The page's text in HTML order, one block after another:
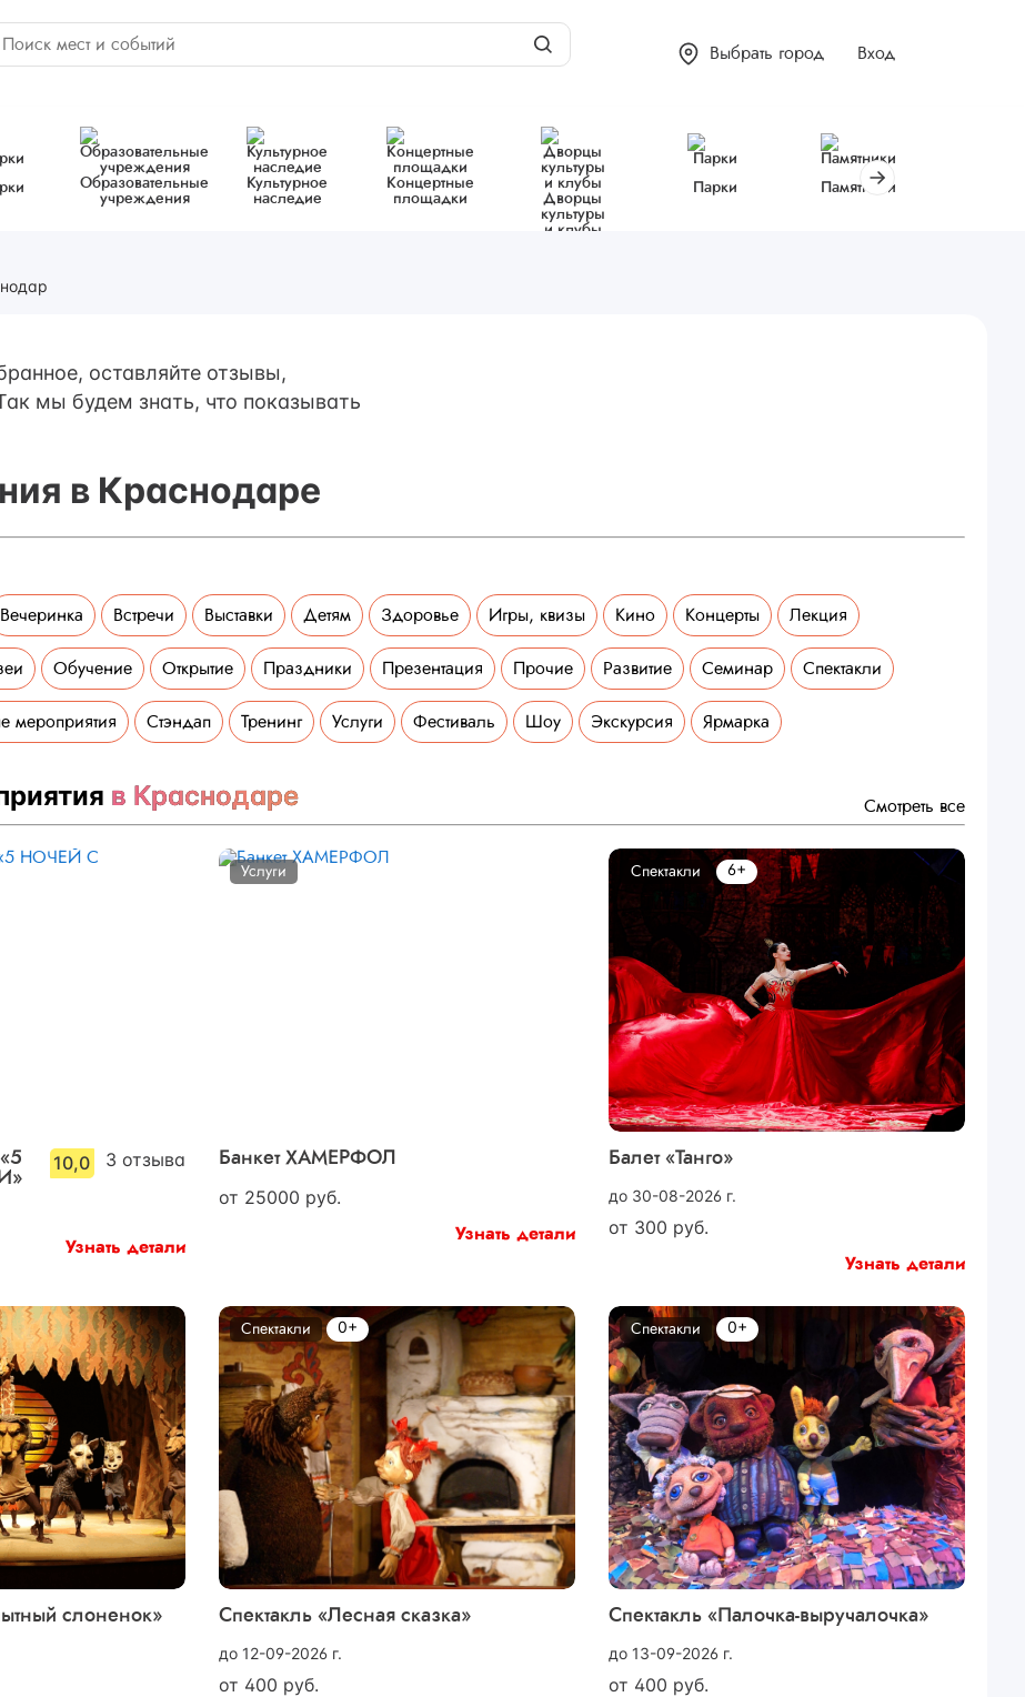
Выбрать город Вход
Образовательные
учреждения
Культурное
наследие
Концертные
площадки
Дворцы
культуры
и клубы
Парки Памятники
оставляйте отзывы,
мы будем знать, что показывать
в Краснодаре
Вечеринка Встречи Выставки Детям Здоровье Игры, квизы Кино Концерты Лекция
Обучение Открытие Праздники Презентация Прочие Развитие Семинар Спектакли
мероприятия Стэндап Тренинг Услуги Фестиваль Шоу Экскурсия Ярмарка
в Краснодаре Смотреть все
10,0 3 отзыва
Узнать детали
Банкет ХАМЕРФОЛ
от 25000 руб.
Услуги
Узнать детали
Балет «Танго»
до 30-08-2026 г.
от 300 руб.
Спектакли 6+
Узнать детали
слоненок» Спектакль «Лесная сказка»
до 12-09-2026 г.
от 400 руб.
Спектакли 0+
Спектакль «Палочка-выручалочка»
до 13-09-2026 г.
от 400 руб.
Спектакли 0+